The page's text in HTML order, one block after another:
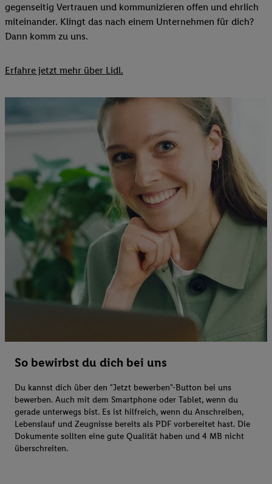
gegenseitig Vertrauen und kommunizieren offen und ehrlich
miteinander. Klingt das nach einem Unternehmen für dich?
Dann komm zu uns.​
Erfahre jetzt mehr über Lidl.
So bewirbst du dich bei uns
Du kannst dich über den "Jetzt bewerben"-Button bei uns
bewerben. Auch mit dem Smartphone oder Tablet, wenn du
gerade unterwegs bist. Es ist hilfreich, wenn du Anschreiben,
Lebenslauf und Zeugnisse bereits als PDF vorbereitet hast. Die
Dokumente sollten eine gute Qualität haben und 4 MB nicht
überschreiten.